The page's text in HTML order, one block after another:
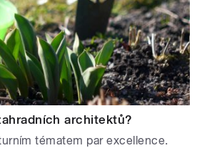
architektů?
tématem par excellence.